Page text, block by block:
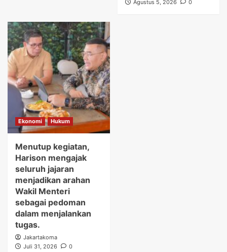
Agustus 5, 2026
0
Ekonomi Hukum
Menutup kegiatan,
Harison mengajak
seluruh jajaran
menjadikan arahan
Wakil Menteri
sebagai pedoman
dalam menjalankan
tugas.
Jakartakoma
Juli 31, 2026
0